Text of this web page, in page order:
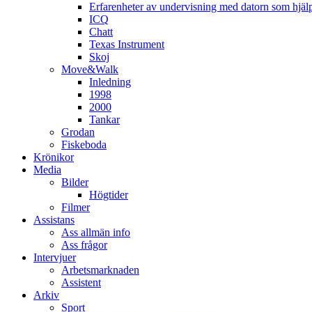
Erfarenheter av undervisning med datorn som
ICQ
Chatt
Texas Instrument
Skoj
Move&Walk
Inledning
1998
2000
Tankar
Grodan
Fiskeboda
Krönikor
Media
Bilder
Högtider
Filmer
Assistans
Ass allmän info
Ass frågor
Intervjuer
Arbetsmarknaden
Assistent
Arkiv
Sport